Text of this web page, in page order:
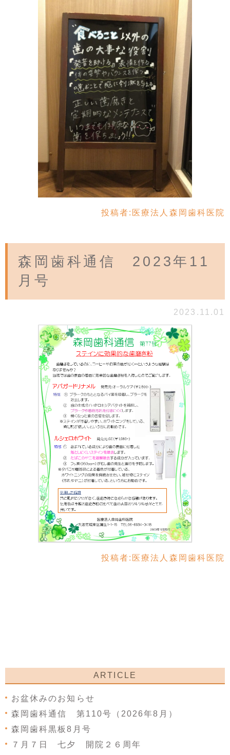
投稿者: 医療法人森岡歯科医院
森岡歯科通信 2023年11
月号
2023.11.01
投稿者: 医療法人森岡歯科医院
ARTICLE
お盆休みのお知らせ
森岡歯科通信 第110号（2026年8月）
森岡歯科黒板8月号
７月７日 七夕 開院２６周年